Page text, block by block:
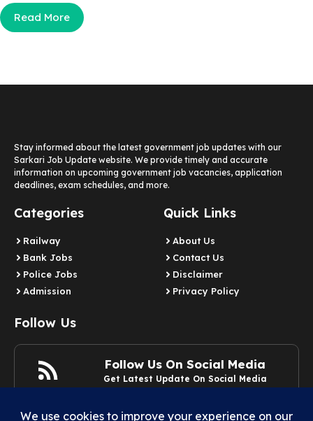
Read More
Stay informed about the latest government job updates with our
Sarkari Job Update website. We provide timely and accurate
information on upcoming government job vacancies, application
deadlines, exam schedules, and more.
Categories
Railway
Bank Jobs
Police Jobs
Admission
Quick Links
About Us
Contact Us
Disclaimer
Privacy Policy
Follow Us
Follow Us On Social Media
Get Latest Update On Social Media